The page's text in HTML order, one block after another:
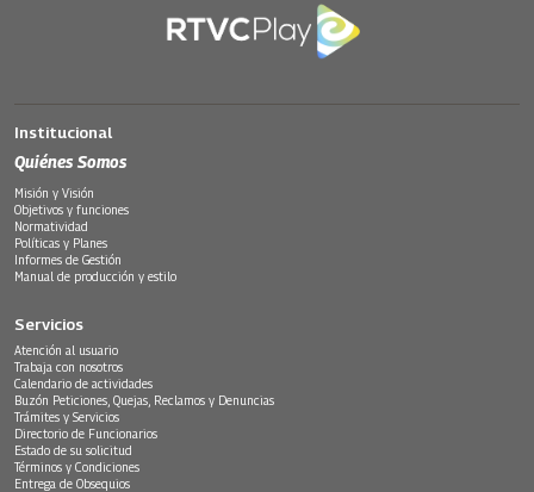
Institucional
Quiénes Somos
Misión y Visión
Objetivos y funciones
Normatividad
Políticas y Planes
Informes de Gestión
Manual de producción y estilo
Servicios
Atención al usuario
Trabaja con nosotros
Calendario de actividades
Buzón Peticiones, Quejas, Reclamos y Denuncias
Trámites y Servicios
Directorio de Funcionarios
Estado de su solicitud
Términos y Condiciones
Entrega de Obsequios